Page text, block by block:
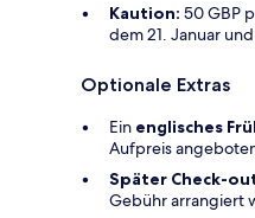
Kaution: 50 GBP
dem 21. Januar
Optionale Extras
Ein englisches
Aufpreis
Später Check-
Gebühr arrangiert